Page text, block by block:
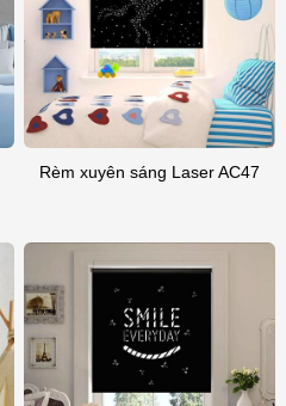
Rèm xuyên sáng Laser AC47